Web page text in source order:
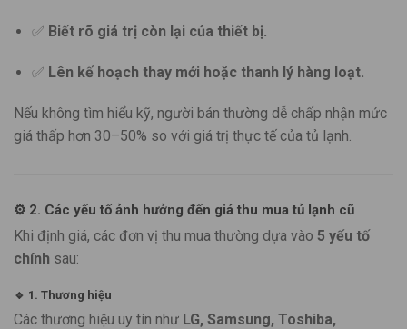
✅ Biết rõ giá trị còn lại của thiết bị.
✅ Lên kế hoạch thay mới hoặc thanh lý hàng loạt.
Nếu không tìm hiểu kỹ, người bán thường dễ chấp nhận mức
giá thấp hơn 30–50% so với giá trị thực tế của tủ lạnh.
⚙️ 2. Các yếu tố ảnh hưởng đến giá thu mua tủ lạnh cũ
Khi định giá, các đơn vị thu mua thường dựa vào 5 yếu tố
chính sau:
🔹 1. Thương hiệu
Các thương hiệu uy tín như LG, Samsung, Toshiba,